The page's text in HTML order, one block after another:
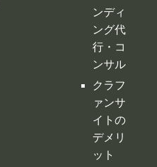
ンディ
ング代
行・コ
ンサル
クラフ
ァンサ
イトの
デメリ
ット